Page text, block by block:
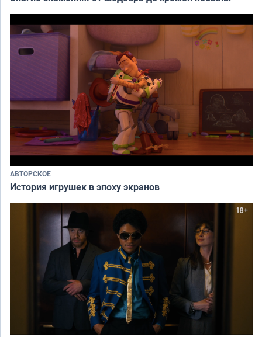
АВТОРСКОЕ
История игрушек в эпоху экранов